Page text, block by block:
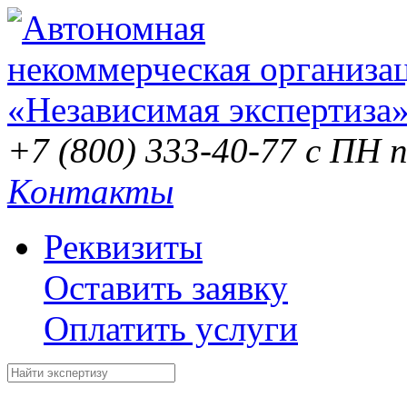
+7 (800) 333-40-77 с ПН
Контакты
Реквизиты
Оставить заявку
Оплатить услуги